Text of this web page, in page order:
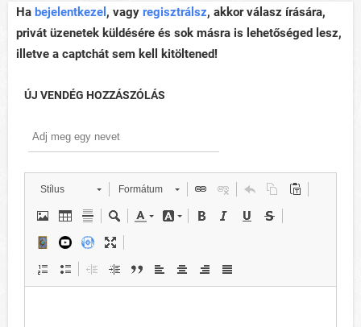
Ha bejelentkezel , vagy regisztrálsz, akkor válasz írására,
privát üzenetek küldésére és sok másra is lehetőséged lesz,
illetve a captchát sem kell kitöltened!
ÚJ VENDÉG HOZZÁSZÓLÁS
Stílus Formátum